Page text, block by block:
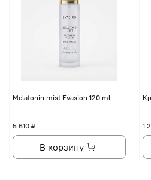
Melatonin mist Evasion 120 ml
5 610 ₽
В корзину
1